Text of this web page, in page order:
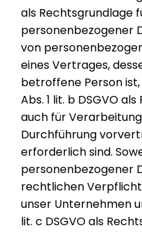
als Rechtsgrundlage
personenbezogener
von
eines Vertrages,
betroffene Person
Abs. 1 lit. b DSGVO
auch für
Durchführung
erforderlich sind.
personenbezogener
rechtlichen
unser Unternehmen
lit. c DSGVO als